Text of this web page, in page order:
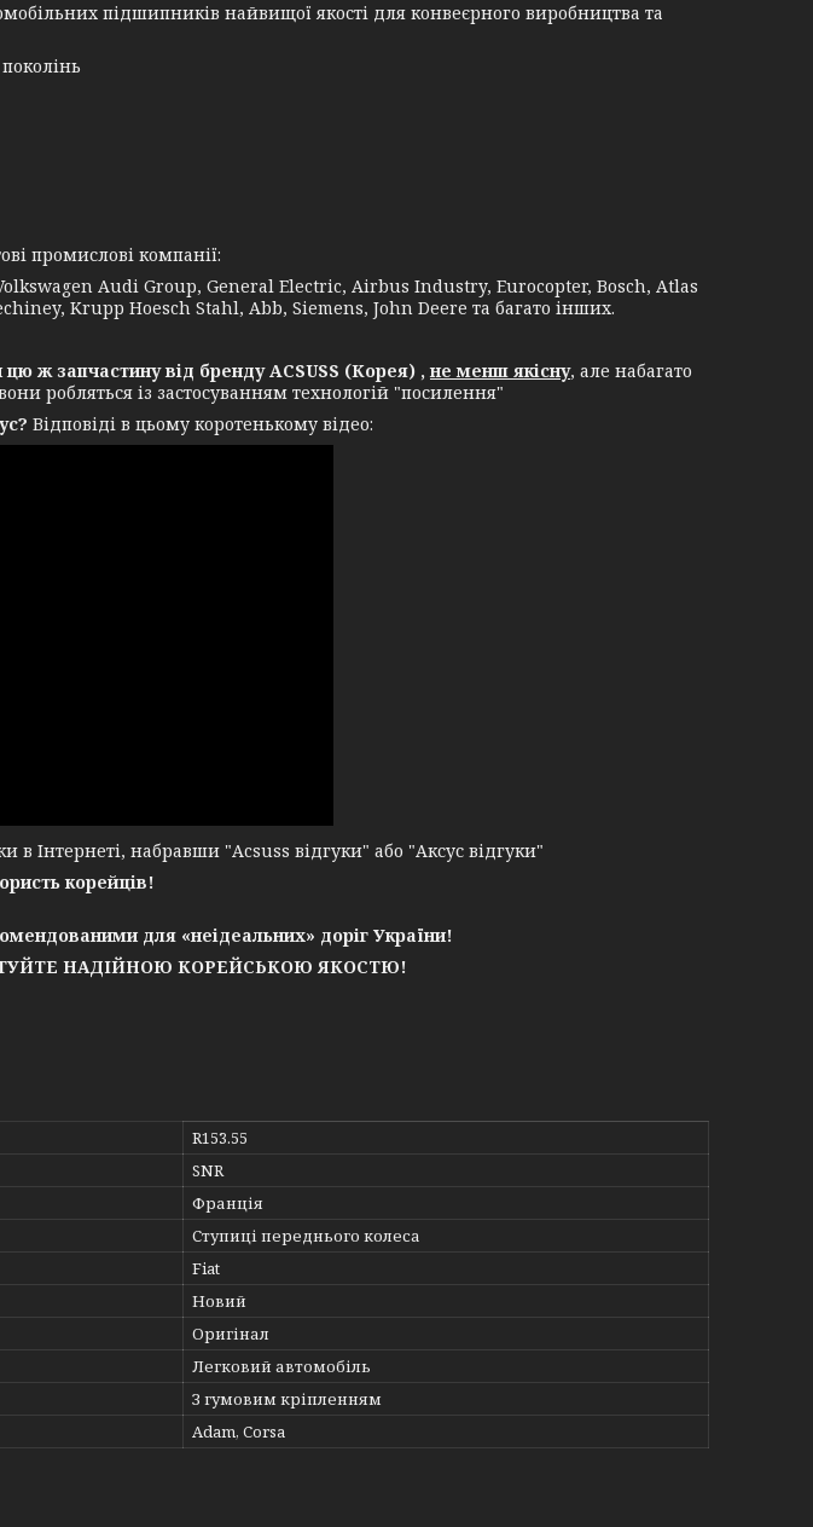
підшипників найвищої якості для конвеєрного виробництва та
промислові компанії:
Audi Group, General Electric, Airbus Industry, Eurocopter, Bosch, Atlas
Krupp Hoesch Stahl, Abb, Siemens, John Deere та багато інших.
ж запчастину від бренду ACSUSS (Корея) ,не менш якісну, але набагато
робляться із застосуванням технологій "посилення"
Відповіді в цьому коротенькому відео:
Інтернеті, набравши "Acsuss відгуки" або "Аксус відгуки"
корейців!
для «неідеальних» доріг України!
НАДІЙНОЮ КОРЕЙСЬКОЮ ЯКОСТЮ!
R153.55
SNR
Франція
Ступиці переднього колеса
Fiat
Новий
Оригінал
Легковий автомобіль
З гумовим кріпленням
Adam, Corsa